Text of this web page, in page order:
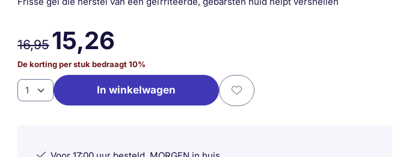
16,95 15,26
De korting per stuk bedraagt10%
Aantal In winkelwagen